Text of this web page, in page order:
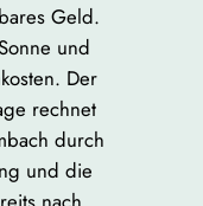
Geld.
und
Der
rechnet
durch
und die